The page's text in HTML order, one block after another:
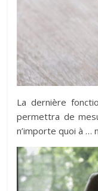
La dernière
permettra de
n’importe quoi à …